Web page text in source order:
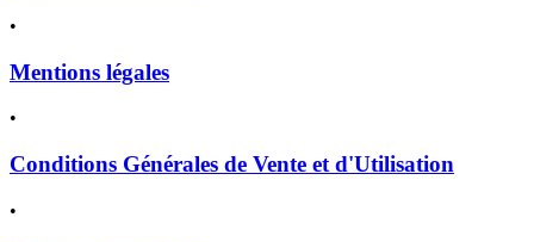
•
Mentions légales
•
Conditions Générales de Vente et d'Utilisation
•